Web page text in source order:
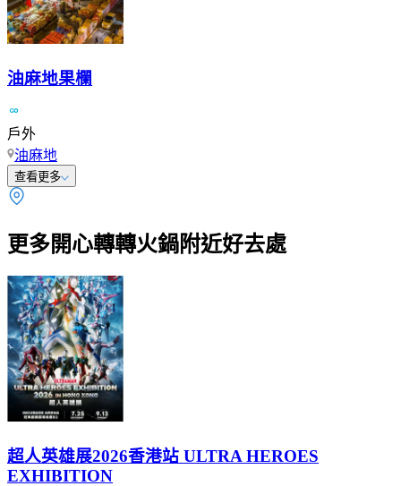
油麻地果欄
戶外
油麻地
查看更多
更多開心轉轉火鍋附近好去處
超人英雄展2026香港站 ULTRA HEROES
EXHIBITION